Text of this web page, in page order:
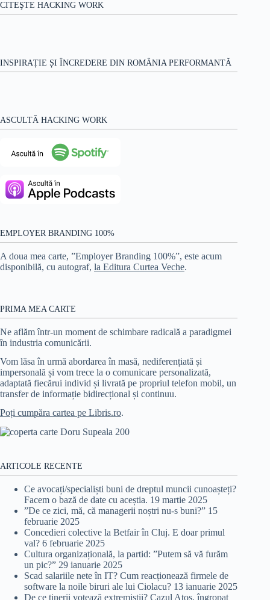
CITEŞTE HACKING WORK
INSPIRAȚIE ȘI ÎNCREDERE DIN ROMÂNIA PERFORMANTĂ
ASCULTĂ HACKING WORK
EMPLOYER BRANDING 100%
A doua mea carte, ”Employer Branding 100%”, este acum
disponibilă, cu autograf, la Editura Curtea Veche.
PRIMA MEA CARTE
Ne aflăm într-un moment de schimbare radicală a paradigmei
în industria comunicării.
Vom lăsa în urmă abordarea în masă, nediferențiată și
impersonală și vom trece la o comunicare personalizată,
adaptată fiecărui individ și livrată pe propriul telefon mobil, un
transfer de informație bidirecțional și continuu.
Poți cumpăra cartea pe Libris.ro.
ARTICOLE RECENTE
Ce avocați/specialiști buni de dreptul muncii cunoașteți?
Facem o bază de date cu aceștia. 19 martie 2025
”De ce zici, mă, că managerii noștri nu-s buni?” 15
februarie 2025
Concedieri colective la Betfair în Cluj. E doar primul
val? 6 februarie 2025
Cultura organizațională, la partid: ”Putem să vă furăm
un pic?” 29 ianuarie 2025
Scad salariile nete în IT? Cum reacționează firmele de
software la noile biruri ale lui Ciolacu? 13 ianuarie 2025
De ce tinerii votează extremiștii? Cazul Atos, îngropat